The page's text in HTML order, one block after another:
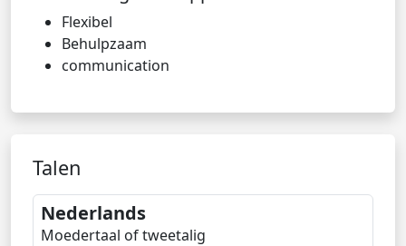
Flexibel
Behulpzaam
communication
Talen
Nederlands
Moedertaal of tweetalig